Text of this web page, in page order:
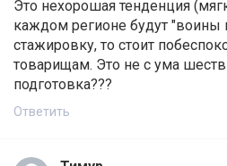
Это нехорошая тенденция
каждом регионе будут "воины
стажировку, то стоит
товарищам. Это не с ума
подготовка???
Ответить